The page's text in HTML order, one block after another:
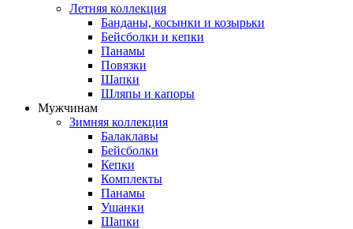
Летняя коллекция
Банданы, косынки и козырьки
Бейсболки и кепки
Панамы
Повязки
Шапки
Шляпы и капоры
Мужчинам
Зимняя коллекция
Балаклавы
Бейсболки
Кепки
Комплекты
Панамы
Ушанки
Шапки